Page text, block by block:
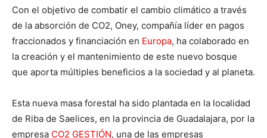
Con el objetivo de combatir el cambio climático a través
de la absorción de CO2, Oney, compañía líder en pagos
fraccionados y financiación en Europa, ha colaborado en
la creación y el mantenimiento de este nuevo bosque
que aporta múltiples beneficios a la sociedad y al planeta.
Esta nueva masa forestal ha sido plantada en la localidad
de Riba de Saelices, en la provincia de Guadalajara, por la
empresa CO2 GESTIÓN, una de las empresas